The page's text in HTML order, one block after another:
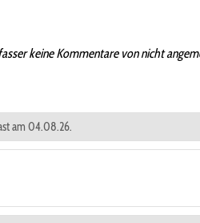
keine Kommentare von nicht
am 04.08.26.